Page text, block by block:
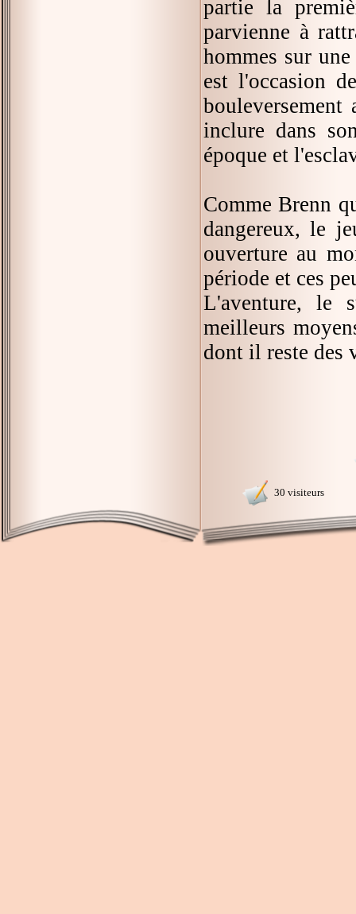
partie la
parvienne à
hommes sur
est l'occasion
inclure dans
époque et
Comme Brenn
dangereux, le
ouverture au
période et ces
L'aventure, le
meilleurs
dont il reste des
30 visiteurs